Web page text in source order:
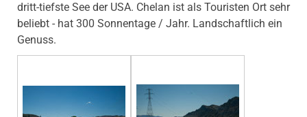
dritt-tiefste See der USA. Chelan ist als Touristen Ort sehr
beliebt - hat 300 Sonnentage / Jahr. Landschaftlich ein
Genuss.